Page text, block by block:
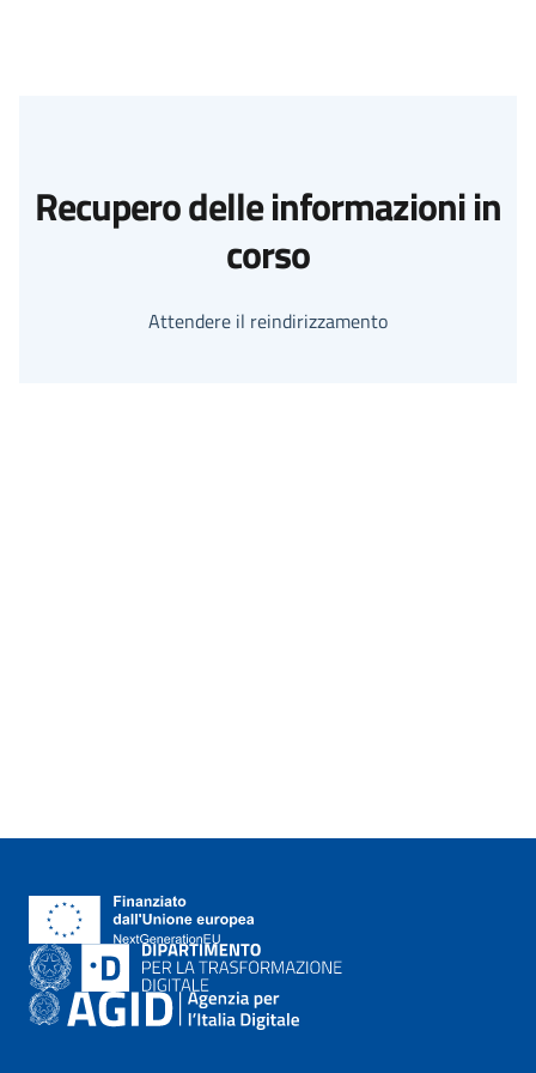
Recupero delle informazioni in
corso
Attendere il reindirizzamento